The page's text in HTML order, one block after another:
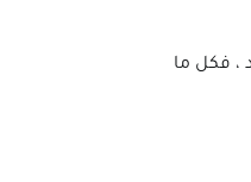
، فكل ما